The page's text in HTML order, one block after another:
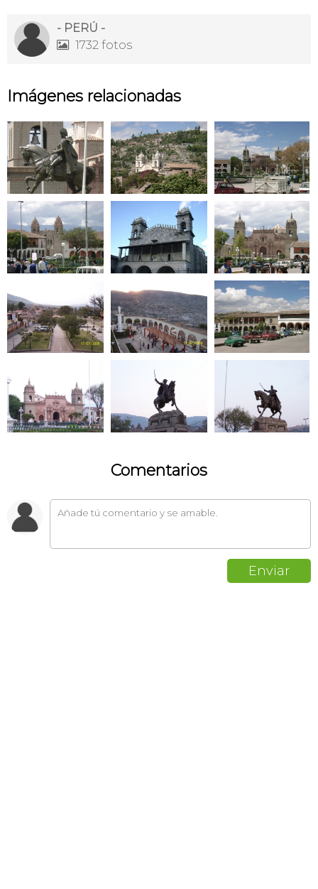
- PERÚ -
 1732 fotos
Imágenes relacionadas
Comentarios